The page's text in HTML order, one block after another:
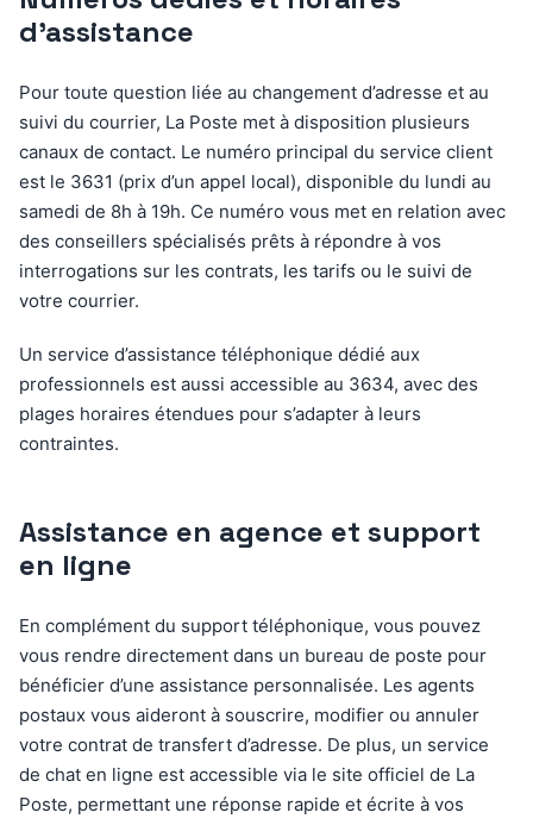
d’assistance
Pour toute question liée au changement d’adresse et au
suivi du courrier, La Poste met à disposition plusieurs
canaux de contact. Le numéro principal du service client
est le 3631 (prix d’un appel local), disponible du lundi au
samedi de 8h à 19h. Ce numéro vous met en relation avec
des conseillers spécialisés prêts à répondre à vos
interrogations sur les contrats, les tarifs ou le suivi de
votre courrier.
Un service d’assistance téléphonique dédié aux
professionnels est aussi accessible au 3634, avec des
plages horaires étendues pour s’adapter à leurs
contraintes.
Assistance en agence et support
en ligne
En complément du support téléphonique, vous pouvez
vous rendre directement dans un bureau de poste pour
bénéficier d’une assistance personnalisée. Les agents
postaux vous aideront à souscrire, modifier ou annuler
votre contrat de transfert d’adresse. De plus, un service
de chat en ligne est accessible via le site officiel de La
Poste, permettant une réponse rapide et écrite à vos